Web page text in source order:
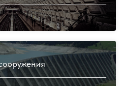
и ответы